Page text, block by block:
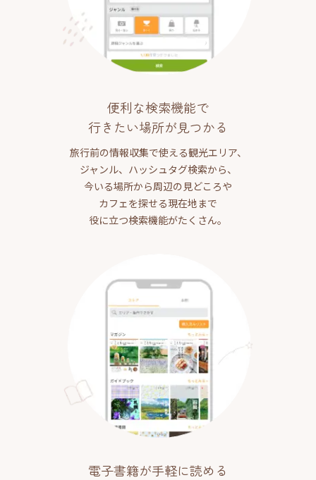
便利な検索機能で
行きたい場所が見つかる
旅行前の情報収集で使える観光エリア、
ジャンル、ハッシュタグ検索から、
今いる場所から周辺の見どころや
カフェを探せる現在地まで
役に立つ検索機能がたくさん。
電子書籍が手軽に読める